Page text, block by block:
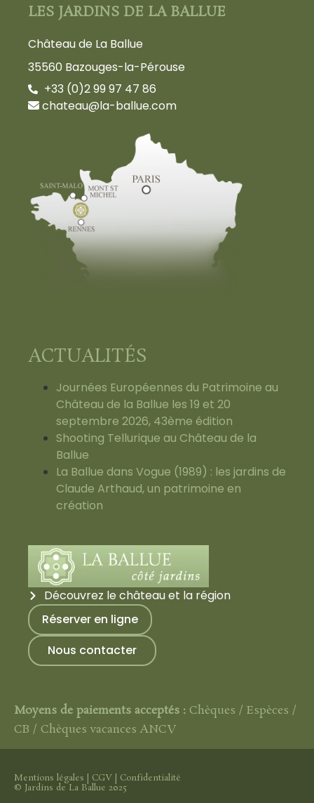
LES JARDINS DE LA BALLUE
Château de La Ballue
35560 Bazouges-la-Pérouse
+33 (0)2 99 97 47 86
chateau@la-ballue.com
ACTUALITÉS
Journées Européennes du Patrimoine au
Château de la Ballue les 19 et 20
septembre 2026, 43ème édition
Shooting Tellurique au Château de la
Ballue
La Ballue dans Vogue (1989) : les jardins de
Claude Arthaud, un patrimoine en
création
Découvrez le château et la région
Réserver en ligne
Nous contacter
Moyens de paiements acceptés : Chèques / Espèces /
CB / Chèques vacances ANCV
Mentions légales CGV
Confidentialité
© Jardins de La Ballue 2025